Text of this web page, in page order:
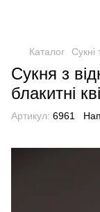
Каталог
Сукня з
блакитні
Артикул: 6961